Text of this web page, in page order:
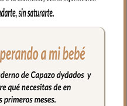
Maquillaje
con bolsillos
limpiar en